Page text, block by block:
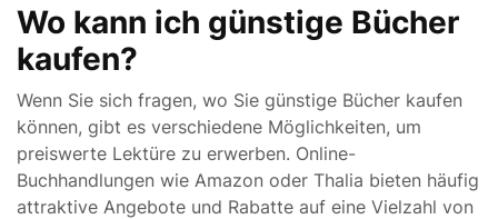
Wo kann ich günstige Bücher
kaufen?
Wenn Sie sich fragen, wo Sie günstige Bücher kaufen
können, gibt es verschiedene Möglichkeiten, um
preiswerte Lektüre zu erwerben. Online-
Buchhandlungen wie Amazon oder Thalia bieten häufig
attraktive Angebote und Rabatte auf eine Vielzahl von